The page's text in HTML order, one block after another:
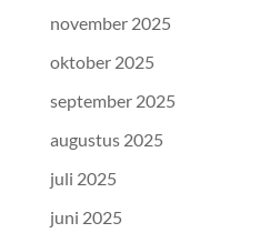
november 2025
oktober 2025
september 2025
augustus 2025
juli 2025
juni 2025